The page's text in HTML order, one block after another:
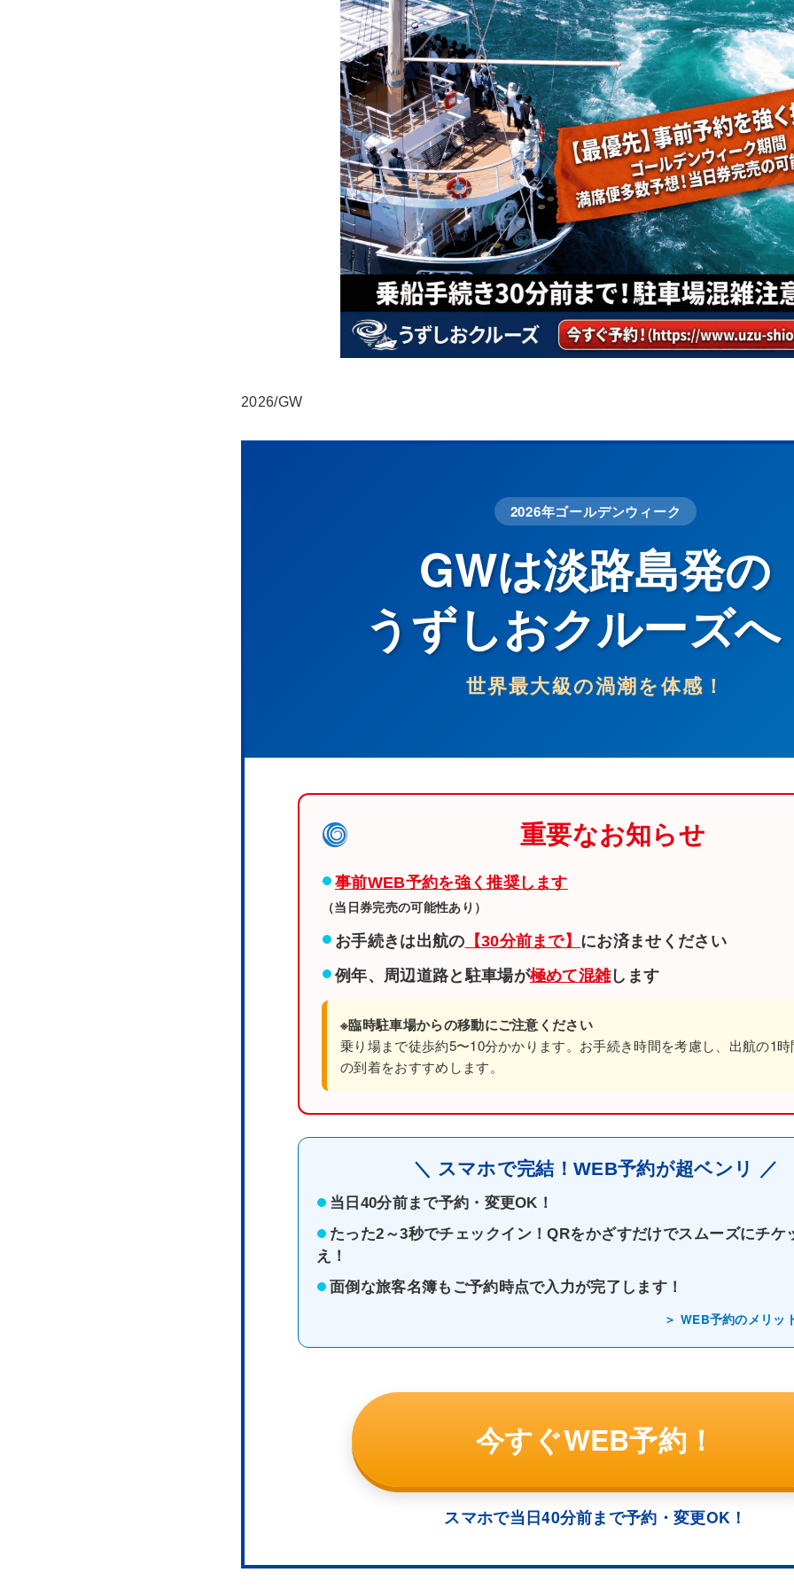
2026/GW
2026年ゴールデンウィーク
GWは淡路島発の
うずしおクルーズ
世界最大級の渦潮を体感！
重要なお知らせ
事前WEB予約を強く推奨します
（当日券完売の可能性あり）
お手続きは出航の 【30分前まで】 にお済ませください
例年、周辺道路と駐車場が極めて混雑します
※臨時駐車場からの移動にご注意ください
乗り場まで徒歩約5〜10分かかります。お手続き時間を考慮し、出航の1
の到着をおすすめします。
＼ スマホで完結！WEB予約が超ベンリ ／
当日40分前まで予約・変更OK！
たった2～3秒でチェックイン！QRをかざすだけでスムーズにチケ
え！
面倒な旅客名簿もご予約時点で入力が完了します！
＞ WEB予約のメリッ
今すぐWEB予約！
スマホで当日40分前まで予約・変更OK！